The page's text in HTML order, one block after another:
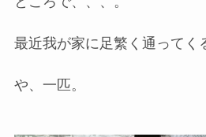
最近我が家に足繁く通ってく
や、一匹。